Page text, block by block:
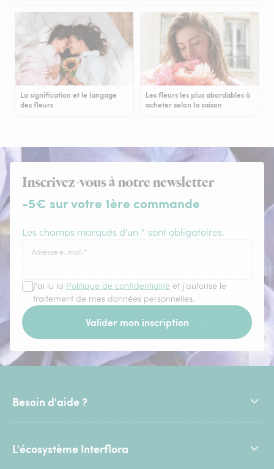
La signification et le langage
des fleurs
Les fleurs les plus abordables à
acheter selon la saison
Inscrivez-vous à notre newsletter
-5€ sur votre 1ère commande
Les champs marqués d'un * sont obligatoires.
Adresse e-mail *
J'ai lu la Politique de confidentialité et j'autorise le
traitement de mes données personnelles.
Valider mon inscription
Besoin d'aide ?
L'écosystème Interflora